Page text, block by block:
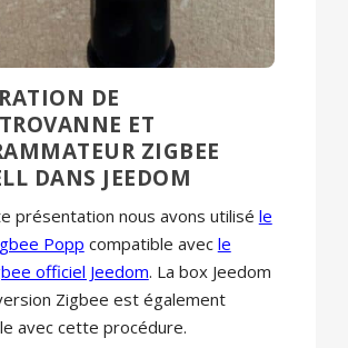
DE
ET
ZIGBEE
DANS JEEDOM
présentation nous avons utilisé le
Popp compatible avec le
officiel Jeedom. La box Jeedom
Zigbee est également
avec cette procédure.